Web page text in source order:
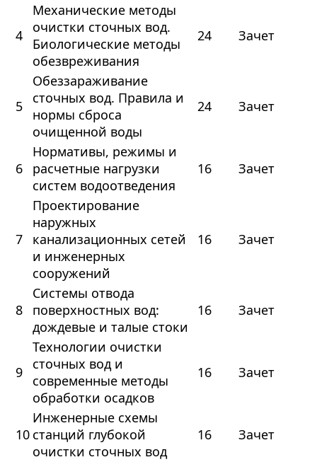
4
Механические методы
очистки сточных вод.
Биологические методы
обезвреживания
24 Зачет
5
Обеззараживание
сточных вод. Правила и
нормы сброса
очищенной воды
24 Зачет
6
Нормативы, режимы и
расчетные нагрузки
систем водоотведения
16 Зачет
7
Проектирование
наружных
канализационных сетей
и инженерных
сооружений
16 Зачет
8
Системы отвода
поверхностных вод:
дождевые и талые стоки
16 Зачет
9
Технологии очистки
сточных вод и
современные методы
обработки осадков
16 Зачет
10
Инженерные схемы
станций глубокой
очистки сточных вод
16 Зачет